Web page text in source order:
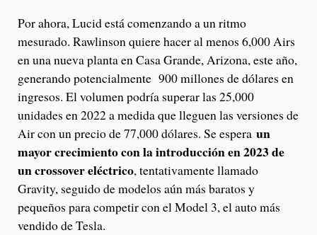
Por ahora, Lucid está comenzando a un ritmo
mesurado. Rawlinson quiere hacer al menos 6,000 Airs
en una nueva planta en Casa Grande, Arizona, este año,
generando potencialmente 900 millones de dólares en
ingresos. El volumen podría superar las 25,000
unidades en 2022 a medida que lleguen las versiones de
Air con un precio de 77,000 dólares. Se espera un
mayor crecimiento con la introducción en 2023 de
un crossover eléctrico, tentativamente llamado
Gravity, seguido de modelos aún más baratos y
pequeños para competir con el Model 3, el auto más
vendido de Tesla.